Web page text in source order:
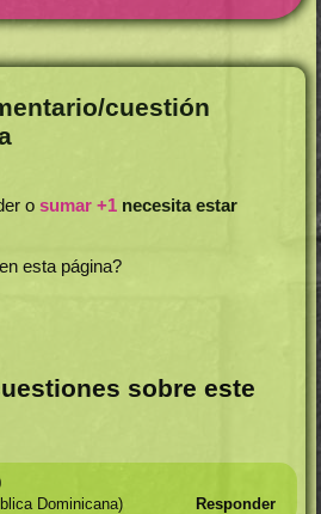
cuestión
osumar +1 necesita estar
esta página?
sobre este
Dominicana) Responder